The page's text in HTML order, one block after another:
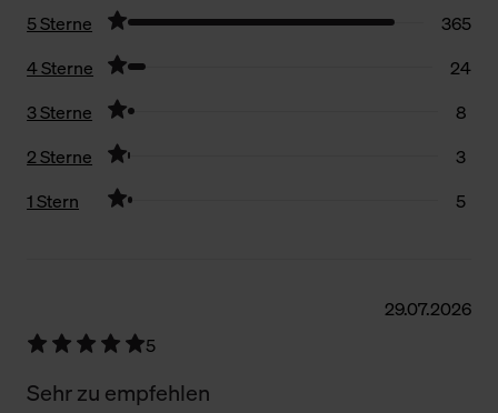
5 Sterne
365
4 Sterne
24
3 Sterne
8
2 Sterne
3
1 Stern
5
29.07.2026
5
Sehr zu empfehlen